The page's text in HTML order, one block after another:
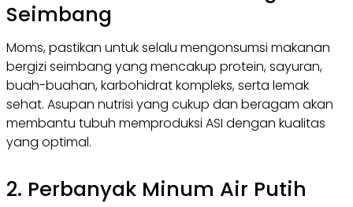
Seimbang
Moms, pastikan untuk selalu mengonsumsi makanan
bergizi seimbang yang mencakup protein, sayuran,
buah-buahan, karbohidrat kompleks, serta lemak
sehat. Asupan nutrisi yang cukup dan beragam akan
membantu tubuh memproduksi ASI dengan kualitas
yang optimal.
2. Perbanyak Minum Air Putih